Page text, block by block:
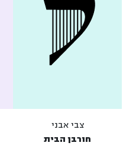
צבי אבני
חורבן הבית